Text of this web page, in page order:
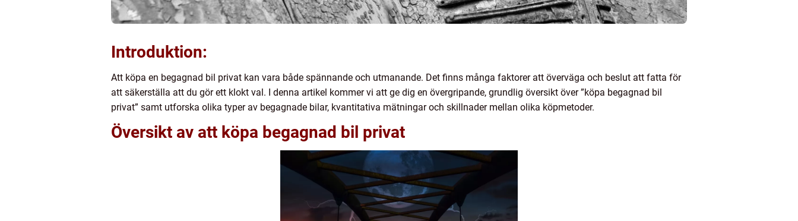
Introduktion:
Att köpa en begagnad bil privat kan vara både spännande och utmanande. Det finns många faktorer att överväga och beslut att fatta för
att säkerställa att du gör ett klokt val. I denna artikel kommer vi att ge dig en övergripande, grundlig översikt över ”köpa begagnad bil
privat” samt utforska olika typer av begagnade bilar, kvantitativa mätningar och skillnader mellan olika köpmetoder.
Översikt av att köpa begagnad bil privat